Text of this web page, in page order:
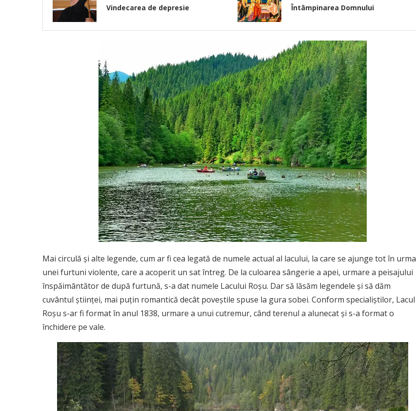
Vindecarea de depresie Întâmpinarea Domnului
Mai circulă și alte legende, cum ar fi cea legată de numele actual al lacului, la care se ajunge tot în urma
unei furtuni violente, care a acoperit un sat întreg. De la culoarea sângerie a apei, urmare a peisajului
înspăimântător de după furtună, s-a dat numele Lacului Roșu. Dar să lăsăm legendele și să dăm
cuvântul științei, mai puțin romantică decât poveștile spuse la gura sobei. Conform specialiștilor, Lacul
Roșu s-ar fi format în anul 1838, urmare a unui cutremur, când terenul a alunecat și s-a format o
închidere pe vale.